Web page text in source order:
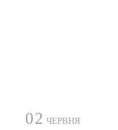
02 ЧЕРВНЯ